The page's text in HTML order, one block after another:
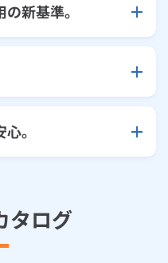
新基準。
。
タログ